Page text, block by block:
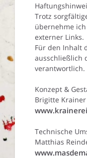
Trotz
übernehme
externer Links.
Für den Inhalt
ausschließlich
verantwortlich.
Konzept &
Brigitte Krainer
Technische
Matthias